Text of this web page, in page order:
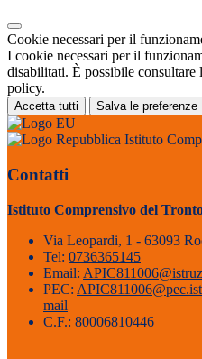
Cookie necessari per il
I cookie necessari per il
disabilitati. È possibile
policy.
Accetta tutti Salva le preferenze
Istituto
Contatti
Istituto Comprensivo del
Via Leopardi, 1 - 63093
Tel: 0736365145
Email:
PEC:
mail
C.F.: 80006810446